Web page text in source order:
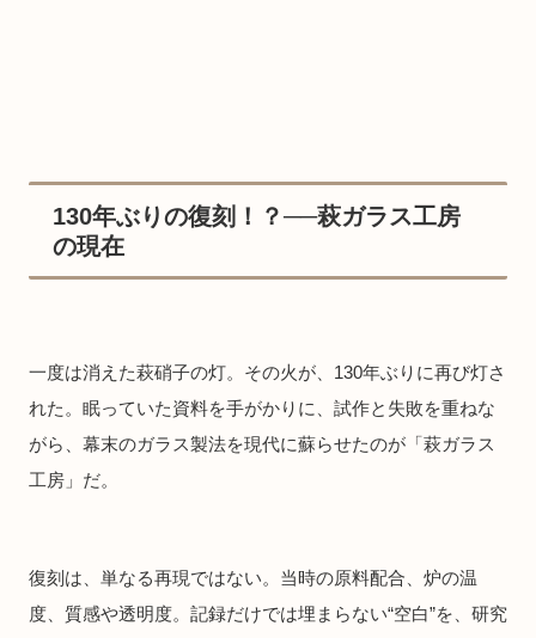
130年ぶりの復刻！？──萩ガラス工房
の現在
一度は消えた萩硝子の灯。その火が、130年ぶりに再び灯さ
れた。眠っていた資料を手がかりに、試作と失敗を重ねな
がら、幕末のガラス製法を現代に蘇らせたのが「萩ガラス
工房」だ。
復刻は、単なる再現ではない。当時の原料配合、炉の温
度、質感や透明度。記録だけでは埋まらない“空白”を、研究